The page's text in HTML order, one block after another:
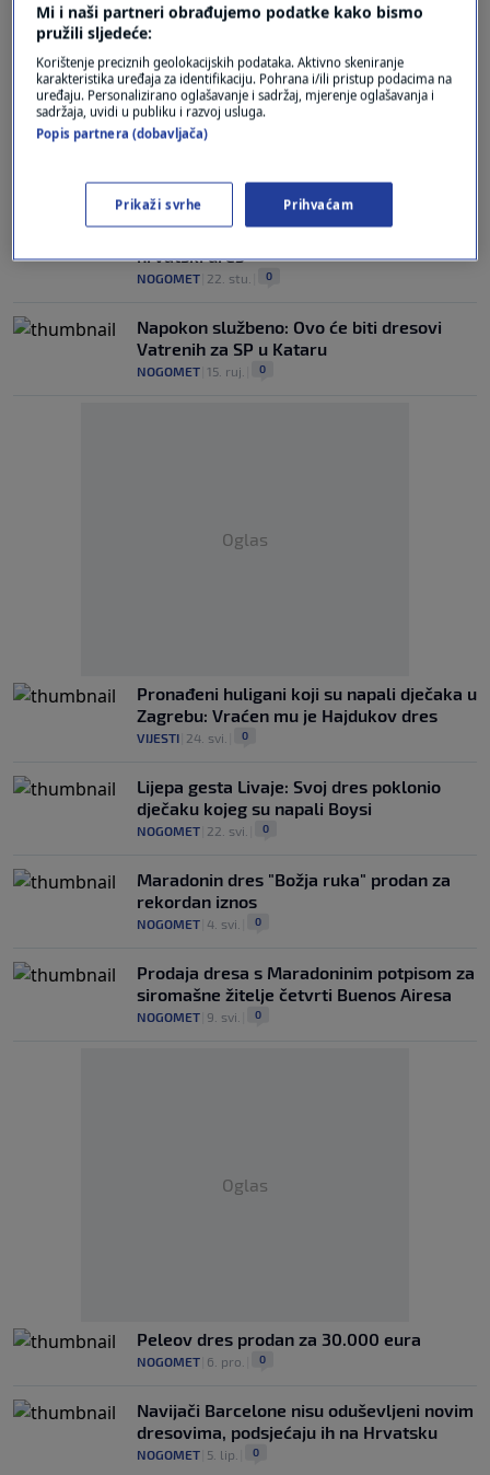
brojem 10
VIJESTI |6. tra.| 0
Napadnut mladić koji je u Zagrebu nosio
CRNA KRONIKA| 1. pro.| 0
Engleski medij oštro kritizirao jedan
hrvatski dres
NOGOMET 22. stu. 0
Napokon službeno: Ovo će biti dresovi
Vatrenih za SP u Kataru
NOGOMET 15. ruj. 0
Oglas
Pronađeni huligani koji su napali dječaka u
Zagrebu: Vraćen mu je Hajdukov dres
VIJESTI 24. svi. 0
Lijepa gesta Livaje: Svoj dres poklonio
dječaku kojeg su napali Boysi
NOGOMET 22. svi. 0
Maradonin dres "Božja ruka" prodan za
rekordan iznos
NOGOMET 4. svi. 0
Prodaja dresa s Maradoninim potpisom za
siromašne žitelje četvrti Buenos Airesa
NOGOMET 9. svi. 0
Oglas
Peleov dres prodan za 30.000 eura
NOGOMET 6. pro. 0
Navijači Barcelone nisu oduševljeni novim
dresovima, podsjećaju ih na Hrvatsku
NOGOMET 5. lip. 0
Mi i naši partneri obrađujemo podatke kako bismo
pružili sljedeće:
Korištenje preciznih geolokacijskih podataka. Aktivno skeniranje
karakteristika uređaja za identifikaciju. Pohrana i/ili pristup podacima na
uređaju. Personalizirano oglašavanje i sadržaj, mjerenje oglašavanja i
sadržaja, uvidi u publiku i razvoj usluga.
Popis partnera (dobavljača)
Prikaži svrhe Prihvaćam